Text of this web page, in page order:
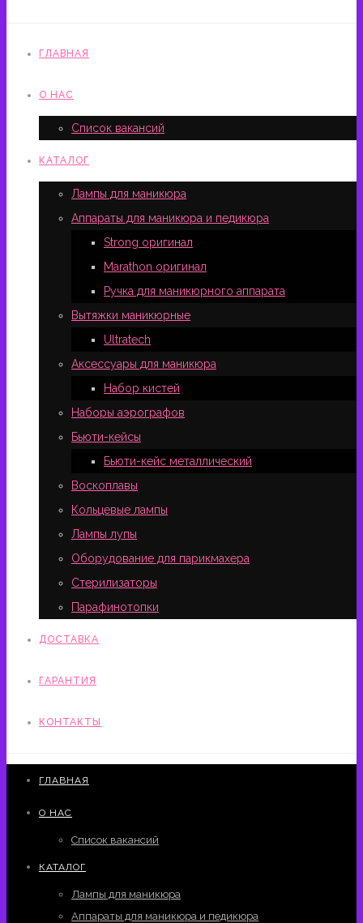
ГЛАВНАЯ
О НАС
Список вакансий
КАТАЛОГ
Лампы для маникюра
Аппараты для маникюра и педикюра
Strong оригинал
Marathon оригинал
Ручка для маникюрного аппарата
Вытяжки маникюрные
Ultratech
Аксессуары для маникюра
Набор кистей
Наборы аэрографов
Бьюти-кейсы
Бьюти-кейс металлический
Воскоплавы
Кольцевые лампы
Лампы лупы
Оборудование для парикмахера
Стерилизаторы
Парафинотопки
ДОСТАВКА
ГАРАНТИЯ
КОНТАКТЫ
ГЛАВНАЯ
О НАС
Список вакансий
КАТАЛОГ
Лампы для маникюра
Аппараты для маникюра и педикюра